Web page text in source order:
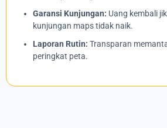
Garansi Kunjungan: Uang kembali
kunjungan maps tidak naik.
Laporan Rutin: Transparan
peringkat peta.